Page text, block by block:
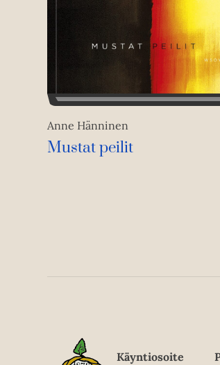
Anne Hänninen
Mustat peilit
Käyntiosoite